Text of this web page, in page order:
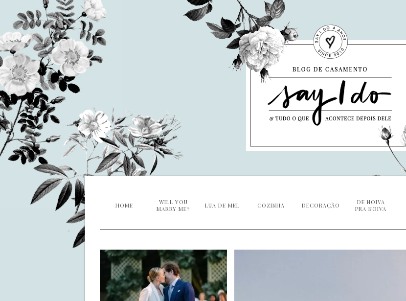
HOME
WILL YOU
MARRY ME?
LUA DE MEL COZINHA DECORAÇÃO
DE NOIVA
PRA NOIVA